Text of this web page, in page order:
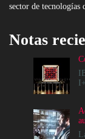
sector de tecnologías
Notas